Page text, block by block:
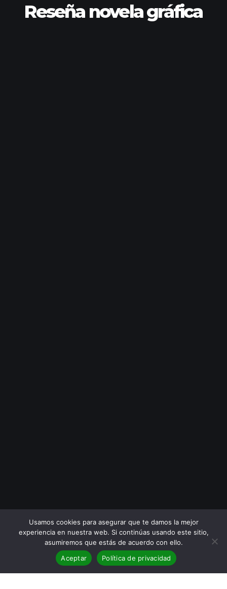
Reseña novela gráfica
Usamos cookies para asegurar que te damos la mejor
experiencia en nuestra web. Si continúas usando este sitio,
asumiremos que estás de acuerdo con ello.
Aceptar
Política de privacidad